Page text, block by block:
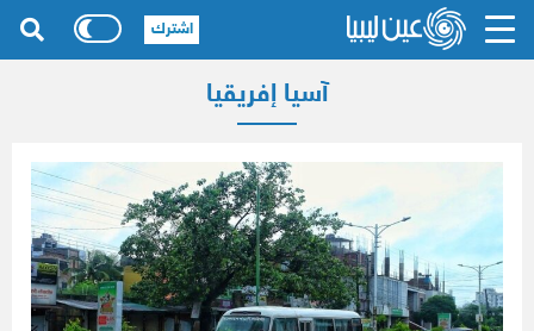
آسيا إفريقيا
اشترك